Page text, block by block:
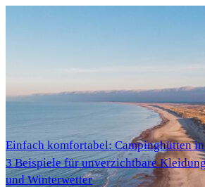
Einfach komfortabel: Campinghütten
3 Beispiele für unverzichtbare
und Winterwetter